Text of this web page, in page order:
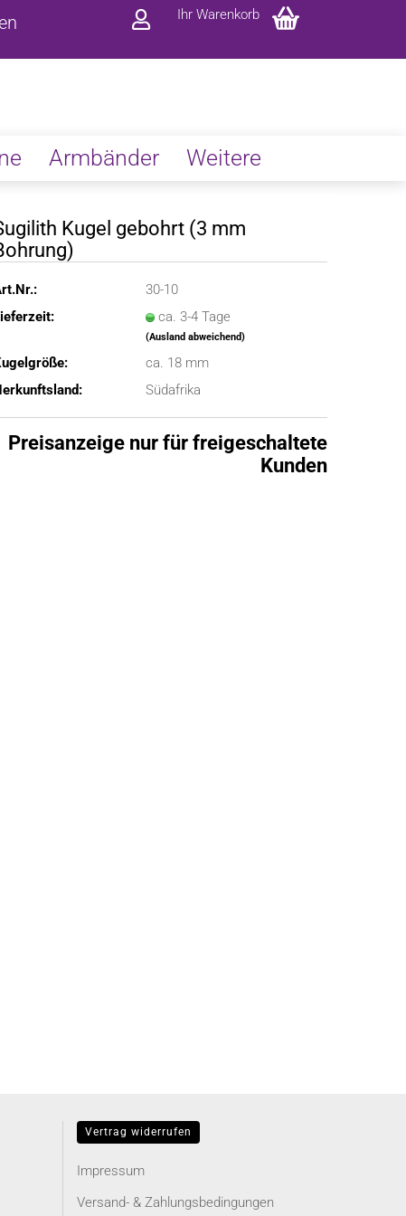
Ihr Warenkorb
Armbänder Weitere
Kugel gebohrt (3 mm
30-10
ca. 3-4 Tage
(Ausland abweichend)
ca. 18 mm
Südafrika
Preisanzeige nur für freigeschaltete
Kunden
Vertrag widerrufen
Impressum
Versand- & Zahlungsbedingungen